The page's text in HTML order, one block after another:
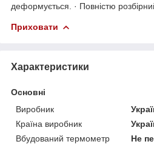
деформується. · Повністю
Приховати
Характеристики
Основні
Виробник
Країна виробник
Вбудований термометр
Не